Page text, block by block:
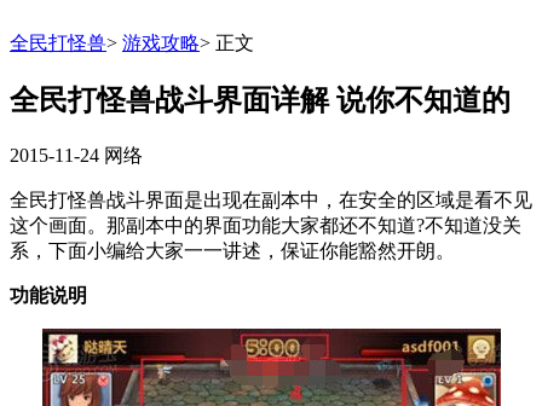
全民打怪兽> 游戏攻略> 正文
全民打怪兽战斗界面详解 说你不知道的
2015-11-24 网络
全民打怪兽战斗界面是出现在副本中，在安全的区域是看不见
这个画面。那副本中的界面功能大家都还不知道?不知道没关
系，下面小编给大家一一讲述，保证你能豁然开朗。
功能说明